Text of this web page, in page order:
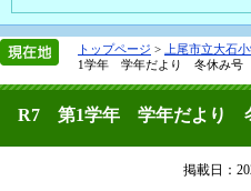
トップページ > 上尾市立大石
1学年 学年だより 冬休み号
R7 第1学年 学年だより
掲載日：